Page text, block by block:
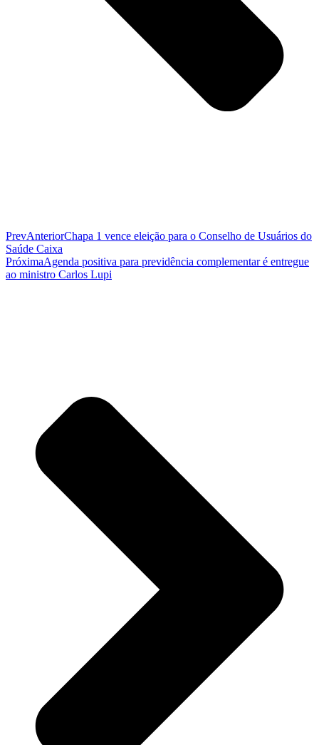
PrevAnteriorChapa 1 vence eleição para o Conselho de Usuários do
Saúde Caixa
PróximaAgenda positiva para previdência complementar é entregue
ao ministro Carlos Lupi